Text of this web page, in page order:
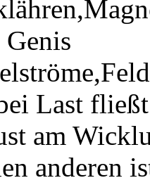
Last fließt
am
anderen